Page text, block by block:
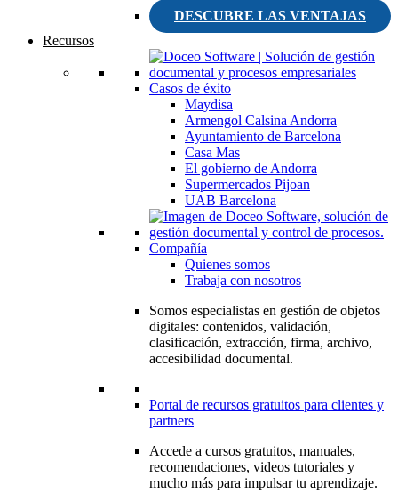
DESCUBRE LAS VENTAJAS
Recursos
Casos de éxito
Maydisa
Armengol Calsina Andorra
Ayuntamiento de Barcelona
Casa Mas
El gobierno de Andorra
Supermercados Pijoan
UAB Barcelona
Compañía
Quienes somos
Trabaja con nosotros
Somos especialistas en gestión de objetos
digitales: contenidos, validación,
clasificación, extracción, firma, archivo,
accesibilidad documental.
Portal de recursos gratuitos para clientes y
partners
Accede a cursos gratuitos, manuales,
recomendaciones, videos tutoriales y
mucho más para impulsar tu aprendizaje.